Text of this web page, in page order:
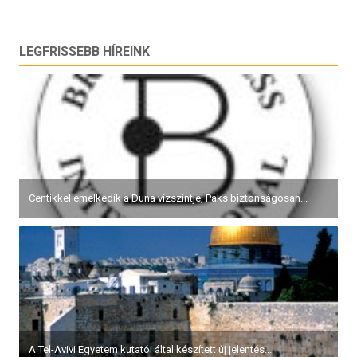
LEGFRISSEBB HÍREINK
Centikkel emelkedik a Duna vízszintje, Paks biztonságosan...
A Tel-Avivi Egyetem kutatói által készített új jelentés...